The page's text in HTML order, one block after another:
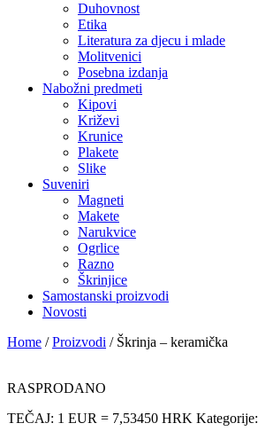
Duhovnost
Etika
Literatura za djecu i mlade
Molitvenici
Posebna izdanja
Nabožni predmeti
Kipovi
Križevi
Krunice
Plakete
Slike
Suveniri
Magneti
Makete
Narukvice
Ogrlice
Razno
Škrinjice
Samostanski proizvodi
Novosti
Home / Proizvodi / Škrinja – keramička
RASPRODANO
TEČAJ: 1 EUR = 7,53450 HRK Kategorije: